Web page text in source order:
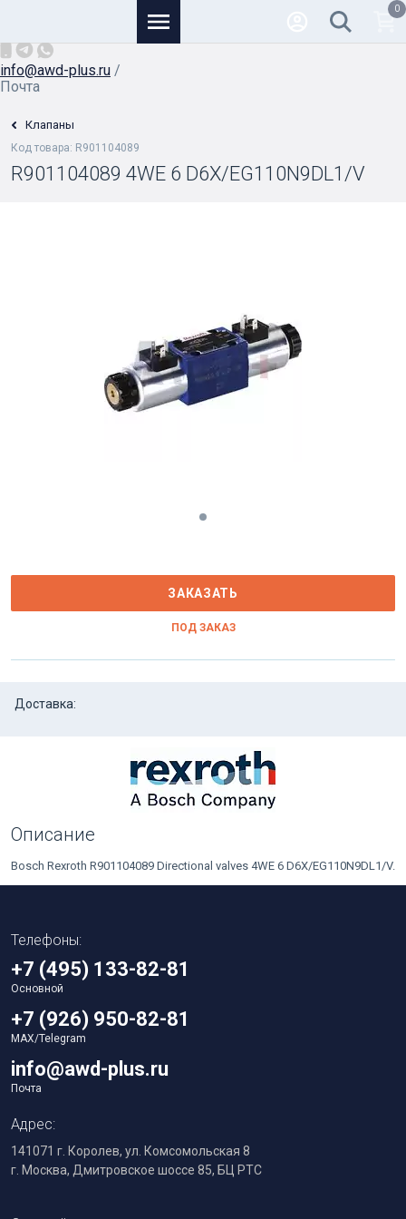
info@awd-plus.ru /
Почта
0
Клапаны
Код товара: R901104089
R901104089 4WE 6 D6X/EG110N9DL1/V
ЗАКАЗАТЬ
ПОД ЗАКАЗ
Доставка:
Описание
Bosch Rexroth R901104089 Directional valves 4WE 6 D6X/EG110N9DL1/V.
Телефоны:
+7 (495) 133-82-81
Основной
+7 (926) 950-82-81
MAX/Telegram
info@awd-plus.ru
Почта
Адрес:
141071 г. Королев, ул. Комсомольская 8
г. Москва, Дмитровское шоссе 85, БЦ РТС